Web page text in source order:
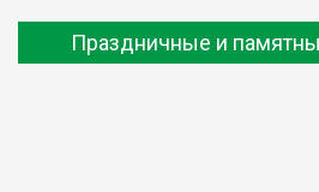
Праздничные и